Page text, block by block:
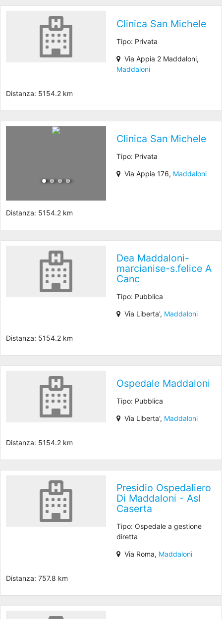
Clinica San Michele
Tipo: Privata
Via Appia 2 Maddaloni,
Maddaloni
Distanza: 5154.2 km
Clinica San Michele
Tipo: Privata
Via Appia 176, Maddaloni
Distanza: 5154.2 km
Dea Maddaloni-
marcianise-s.felice A
Canc
Tipo: Pubblica
Via Liberta', Maddaloni
Distanza: 5154.2 km
Ospedale Maddaloni
Tipo: Pubblica
Via Liberta', Maddaloni
Distanza: 5154.2 km
Presidio Ospedaliero
Di Maddaloni - Asl
Caserta
Tipo: Ospedale a gestione
diretta
Via Roma, Maddaloni
Distanza: 757.8 km